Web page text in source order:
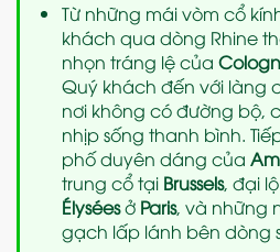
Từ những mái vòm cổ
khách qua dòng Rhine
nhọn tráng lệ của
Quý khách đến với làng
nơi không có đường bộ,
nhịp sống thanh bình.
phố duyên dáng của
trung cổ tại Brussels, đại
Élyséesở Paris, và những
gạch lấp lánh bên dòng